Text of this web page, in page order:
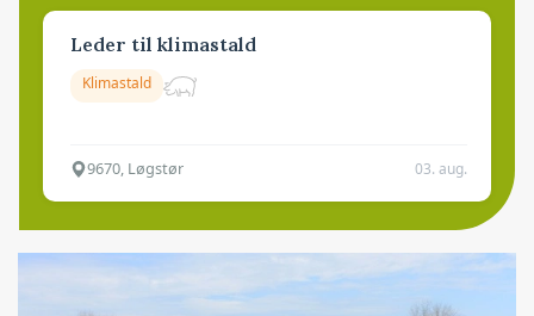
Leder til klimastald
Klimastald
9670, Løgstør 03. aug.